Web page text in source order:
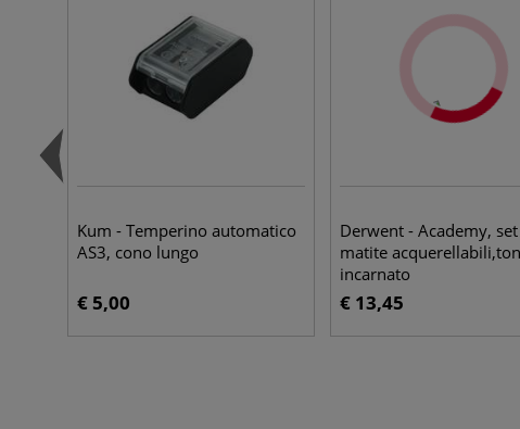
Kum - Temperino automatico
AS3, cono lungo
€ 5,00
Derwent - Academy,
matite
incarnato
€ 13,45